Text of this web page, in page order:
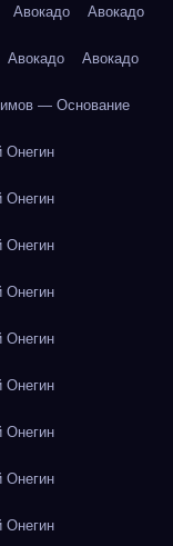
Авокадо Авокадо
Авокадо Авокадо
— Основание
Онегин
Онегин
Онегин
Онегин
Онегин
Онегин
Онегин
Онегин
Онегин